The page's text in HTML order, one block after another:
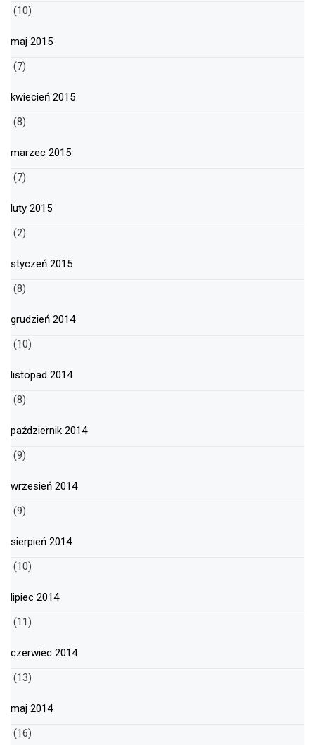
(10)
maj 2015
(7)
kwiecień 2015
(8)
marzec 2015
(7)
luty 2015
(2)
styczeń 2015
(8)
grudzień 2014
(10)
listopad 2014
(8)
październik 2014
(9)
wrzesień 2014
(9)
sierpień 2014
(10)
lipiec 2014
(11)
czerwiec 2014
(13)
maj 2014
(16)